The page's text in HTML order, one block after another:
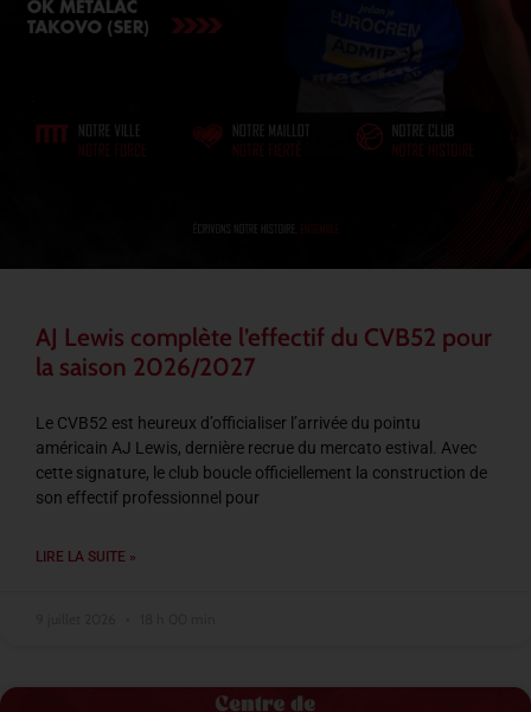
AJ Lewis complète l’effectif du CVB52 pour
la saison 2026/2027
Le CVB52 est heureux d’officialiser l’arrivée du pointu
américain AJ Lewis, dernière recrue du mercato estival. Avec
cette signature, le club boucle officiellement la construction de
son effectif professionnel pour
LIRE LA SUITE »